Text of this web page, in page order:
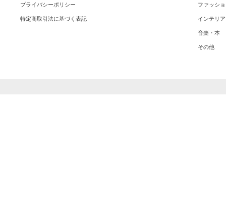
プライバシーポリシー
特定商取引法に基づく表記
ファッシ
インテリア
音楽・本
その他